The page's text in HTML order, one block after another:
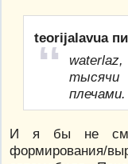
teorijalavua
плечами.
И я бы не